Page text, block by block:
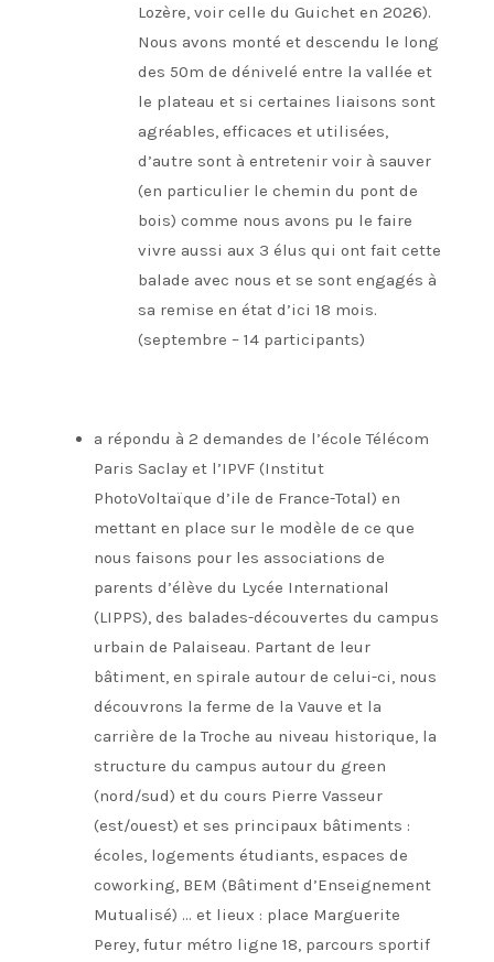
Lozère, voir celle du Guichet en 2026).
Nous avons monté et descendu le long
des 50m de dénivelé entre la vallée et
le plateau et si certaines liaisons sont
agréables, efficaces et utilisées,
d’autre sont à entretenir voir à sauver
(en particulier le chemin du pont de
bois) comme nous avons pu le faire
vivre aussi aux 3 élus qui ont fait cette
balade avec nous et se sont engagés à
sa remise en état d’ici 18 mois.
(septembre – 14 participants)
a répondu à 2 demandes de l’école Télécom
Paris Saclay et l’IPVF (Institut
PhotoVoltaïque d’ile de France-Total) en
mettant en place sur le modèle de ce que
nous faisons pour les associations de
parents d’élève du Lycée International
(LIPPS), des balades-découvertes du campus
urbain de Palaiseau. Partant de leur
bâtiment, en spirale autour de celui-ci, nous
découvrons la ferme de la Vauve et la
carrière de la Troche au niveau historique, la
structure du campus autour du green
(nord/sud) et du cours Pierre Vasseur
(est/ouest) et ses principaux bâtiments :
écoles, logements étudiants, espaces de
coworking, BEM (Bâtiment d’Enseignement
Mutualisé) … et lieux : place Marguerite
Perey, futur métro ligne 18, parcours sportif